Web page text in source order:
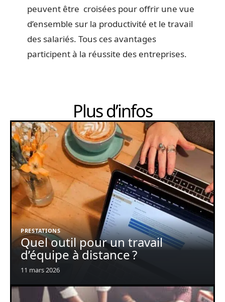
peuvent être croisées pour offrir une vue
d’ensemble sur la productivité et le travail
des salariés. Tous ces avantages
participent à la réussite des entreprises.
Plus d’infos
PRESTATIONS
Quel outil pour un travail
d’équipe à distance ?
11 mars 2026